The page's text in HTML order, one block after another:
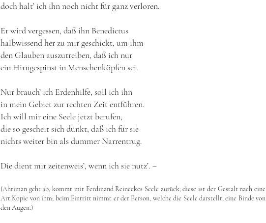
doch halt’ ich ihn noch nicht für ganz verloren.
Er wird vergessen, daß ihn Benedictus
halbwissend her zu mir geschickt, um ihm
den Glauben auszutreiben, daß ich nur
ein Hirngespinst in Menschenköpfen sei.
Nur brauch’ ich Erdenhilfe, soll ich ihn
in mein Gebiet zur rechten Zeit entführen.
Ich will mir eine Seele jetzt berufen,
die so gescheit sich dünkt, daß ich für sie
nichts weiter bin als dummer Narrentrug.
Die dient mir zeitenweis’, wenn ich sie nutz’. ‒
(Ahriman geht ab, kommt mit Ferdinand Reineckes Seele zurück; diese ist der Gestalt nach eine
Art Kopie von ihm; beim Eintritt nimmt er der Person, welche die Seele darstellt, eine Binde von
den Augen.)